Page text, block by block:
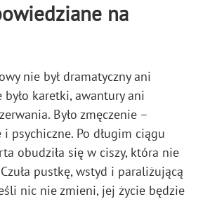
na
nie był dramatyczny ani
karetki, awantury ani
Było zmęczenie –
i psychiczne. Po długim ciągu
obudziła się w ciszy, która nie
pustkę, wstyd i paraliżującą
nic nie zmieni, jej życie będzie